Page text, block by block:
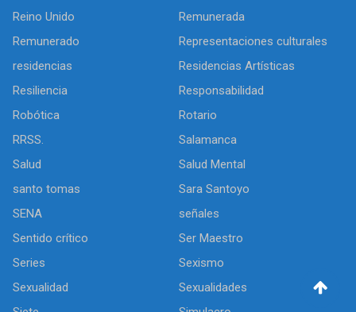
Reino Unido
Remunerada
Remunerado
Representaciones culturales
residencias
Residencias Artísticas
Resiliencia
Responsabilidad
Robótica
Rotario
RRSS.
Salamanca
Salud
Salud Mental
santo tomas
Sara Santoyo
SENA
señales
Sentido crítico
Ser Maestro
Series
Sexismo
Sexualidad
Sexualidades